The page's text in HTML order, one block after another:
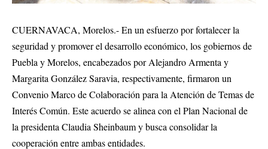
CUERNAVACA, Morelos.- En un esfuerzo por fortalecer la
seguridad y promover el desarrollo económico, los gobiernos de
Puebla y Morelos, encabezados por Alejandro Armenta y
Margarita González Saravia, respectivamente, firmaron un
Convenio Marco de Colaboración para la Atención de Temas de
Interés Común. Este acuerdo se alinea con el Plan Nacional de
la presidenta Claudia Sheinbaum y busca consolidar la
cooperación entre ambas entidades.